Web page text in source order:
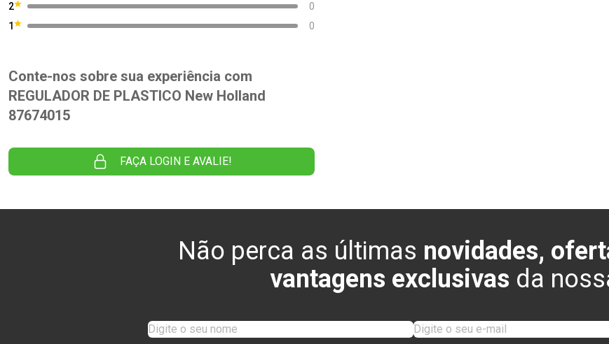
2
0
1
0
Conte-nos sobre sua experiência com
REGULADOR DE PLASTICO New Holland
87674015
FAÇA LOGIN E AVALIE!
Não perca as últimas novidades,
vantagens exclusivas da